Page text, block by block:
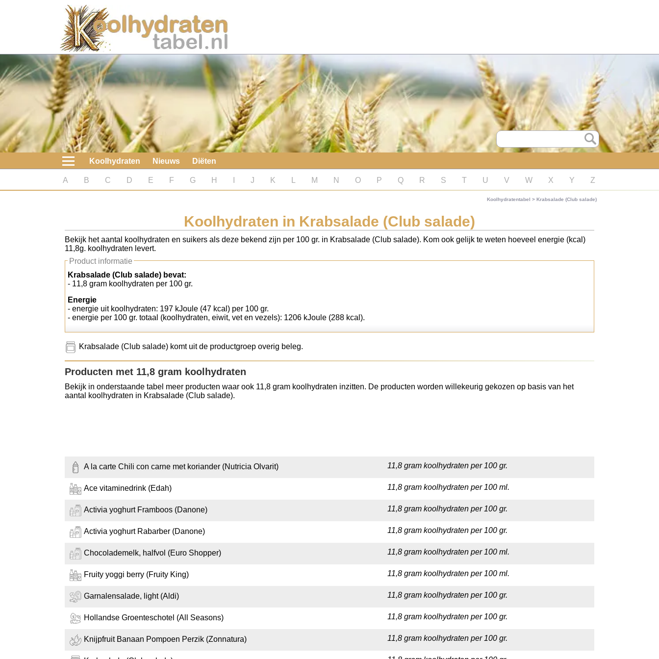
Koolhydraten
Nieuws
Koolhydraatarme diëten
Boeken
koolhydraatarme diëten
Diabetes test
Koolhydraten tellen
Koolhydraten Nieuws Diëten
A B C D E F G H J K M N O P Q R S T U V W X Y Z
Koolhydratentabel > Krabsalade (Club salade)
Koolhydraten in Krabsalade (Club salade)
Bekijk het aantal koolhydraten en suikers als deze bekend zijn per 100 gr. in Krabsalade (Club salade). Kom ook gelijk te weten hoeveel energie (kcal)
11,8g. koolhydraten levert.
Product informatie
Krabsalade (Club salade) bevat:
- 11,8 gram koolhydraten per 100 gr.
Energie
- energie uit koolhydraten: 197 kJoule (47 kcal) per 100 gr.
- energie per 100 gr. totaal (koolhydraten, eiwit, vet en vezels): 1206 kJoule (288 kcal).
Krabsalade (Club salade) komt uit de productgroep overig beleg.
Producten met 11,8 gram koolhydraten
Bekijk in onderstaande tabel meer producten waar ook 11,8 gram koolhydraten inzitten. De producten worden willekeurig gekozen op basis van het
aantal koolhydraten in Krabsalade (Club salade).
A la carte Chili con carne met koriander (Nutricia Olvarit) 11,8 gram koolhydraten per 100 gr.
Ace vitaminedrink (Edah) 11,8 gram koolhydraten per 100 ml.
Activia yoghurt Framboos (Danone) 11,8 gram koolhydraten per 100 gr.
Activia yoghurt Rabarber (Danone) 11,8 gram koolhydraten per 100 gr.
Chocolademelk, halfvol (Euro Shopper) 11,8 gram koolhydraten per 100 ml.
Fruity yoggi berry (Fruity King) 11,8 gram koolhydraten per 100 ml.
Garnalensalade, light (Aldi) 11,8 gram koolhydraten per 100 gr.
Hollandse Groenteschotel (All Seasons) 11,8 gram koolhydraten per 100 gr.
Knijpfruit Banaan Pompoen Perzik (Zonnatura) 11,8 gram koolhydraten per 100 gr.